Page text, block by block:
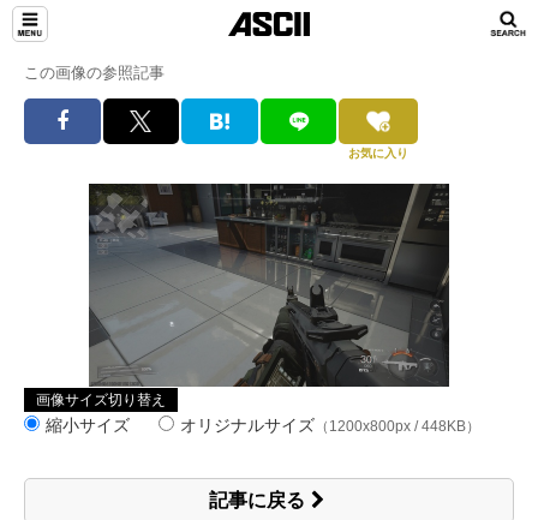
この画像の参照記事
お気に入り
画像サイズ切り替え
縮小サイズ オリジナルサイズ （1200x800px / 448KB）
記事に戻る